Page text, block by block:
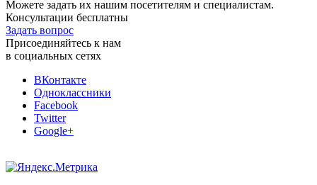
Можете задать их нашим посетителям и специалистам.
Консультации бесплатны
Задать вопрос
Присоединяйтесь к нам
в социальных сетях
ВКонтакте
Одноклассники
Facebook
Twitter
Google+